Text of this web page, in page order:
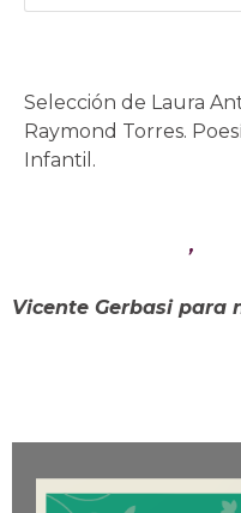
Selección de Laura
Raymond Torres.
Infantil.
,
Vicente Gerbasi para